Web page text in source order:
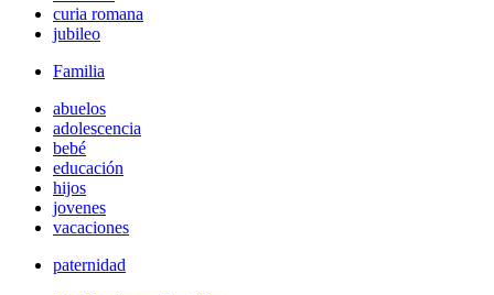
curia romana
jubileo
Familia
abuelos
adolescencia
bebé
educación
hijos
jovenes
vacaciones
paternidad